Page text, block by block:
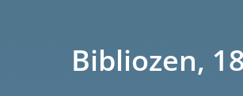
Bibliozen,